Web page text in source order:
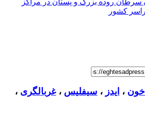
سرطان روده بزرگ و پستان در مراکز
کشور
خون ، ایدز ، سیفلیس ،غربالگری ،